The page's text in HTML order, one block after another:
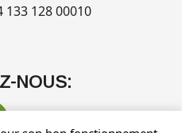
133 128 00010
NOUS: